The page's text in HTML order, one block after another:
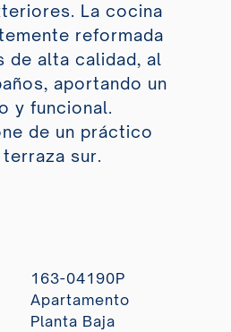
La cocina
reformada
de alta calidad, al
aportando un
y funcional.
de un práctico
sur.
163-04190P
Apartamento
Planta Baja